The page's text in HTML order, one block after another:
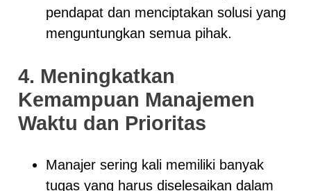
pendapat dan menciptakan solusi yang
menguntungkan semua pihak.
4. Meningkatkan
Kemampuan Manajemen
Waktu dan Prioritas
Manajer sering kali memiliki banyak
tugas yang harus diselesaikan dalam